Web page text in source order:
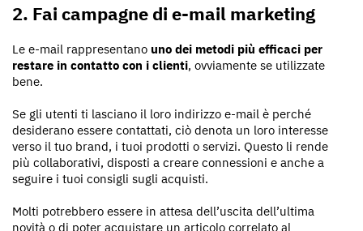
2. Fai campagne di e-mail marketing
Le e-mail rappresentano uno dei metodi più efficaci per
restare in contatto con i clienti, ovviamente se utilizzate
bene.
Se gli utenti ti lasciano il loro indirizzo e-mail è perché
desiderano essere contattati, ciò denota un loro interesse
verso il tuo brand, i tuoi prodotti o servizi. Questo li rende
più collaborativi, disposti a creare connessioni e anche a
seguire i tuoi consigli sugli acquisti.
Molti potrebbero essere in attesa dell’uscita dell’ultima
novità o di poter acquistare un articolo correlato al